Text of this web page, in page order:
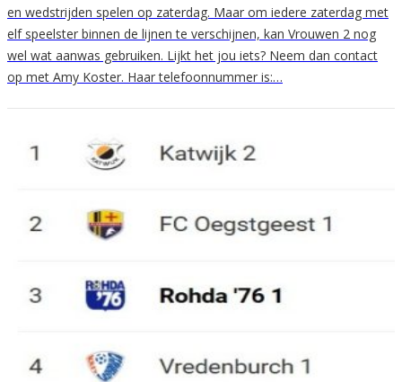
en wedstrijden spelen op zaterdag. Maar om iedere zaterdag met
elf speelster binnen de lijnen te verschijnen, kan Vrouwen 2 nog
wel wat aanwas gebruiken. Lijkt het jou iets? Neem dan contact
op met Amy Koster. Haar telefoonnummer is:…